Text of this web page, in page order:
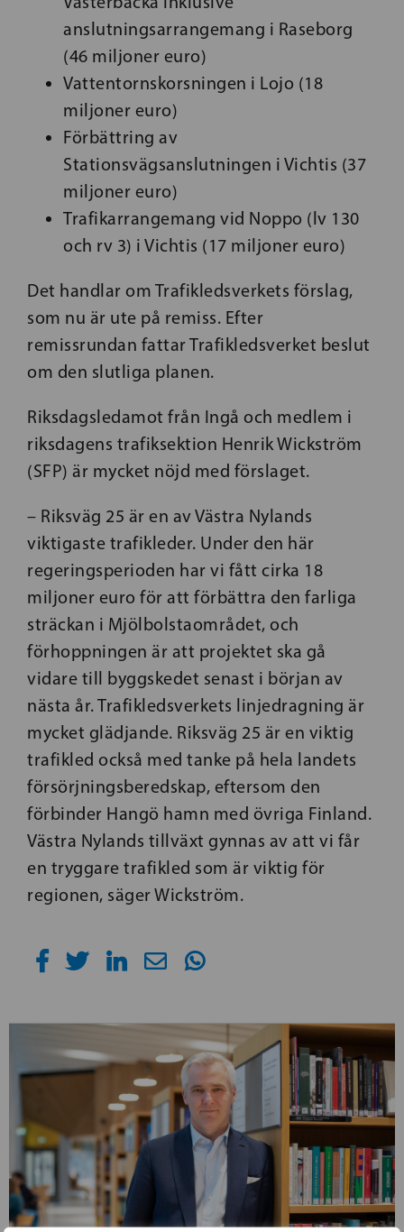
anslutningsarrangemang i Raseborg
(46 miljoner euro)
Vattentornskorsningen i Lojo (18
miljoner euro)
Förbättring av
Stationsvägsanslutningen i Vichtis (37
miljoner euro)
Trafikarrangemang vid Noppo (lv 130
och rv 3) i Vichtis (17 miljoner euro)
Det handlar om Trafikledsverkets förslag,
som nu är ute på remiss. Efter
remissrundan fattar Trafikledsverket beslut
om den slutliga planen.
Riksdagsledamot från Ingå och medlem i
riksdagens trafiksektion Henrik Wickström
(SFP) är mycket nöjd med förslaget.
– Riksväg 25 är en av Västra Nylands
viktigaste trafikleder. Under den här
regeringsperioden har vi fått cirka 18
miljoner euro för att förbättra den farliga
sträckan i Mjölbolstaområdet, och
förhoppningen är att projektet ska gå
vidare till byggskedet senast i början av
nästa år. Trafikledsverkets linjedragning är
mycket glädjande. Riksväg 25 är en viktig
trafikled också med tanke på hela landets
försörjningsberedskap, eftersom den
förbinder Hangö hamn med övriga Finland.
Västra Nylands tillväxt gynnas av att vi får
en tryggare trafikled som är viktig för
regionen, säger Wickström.